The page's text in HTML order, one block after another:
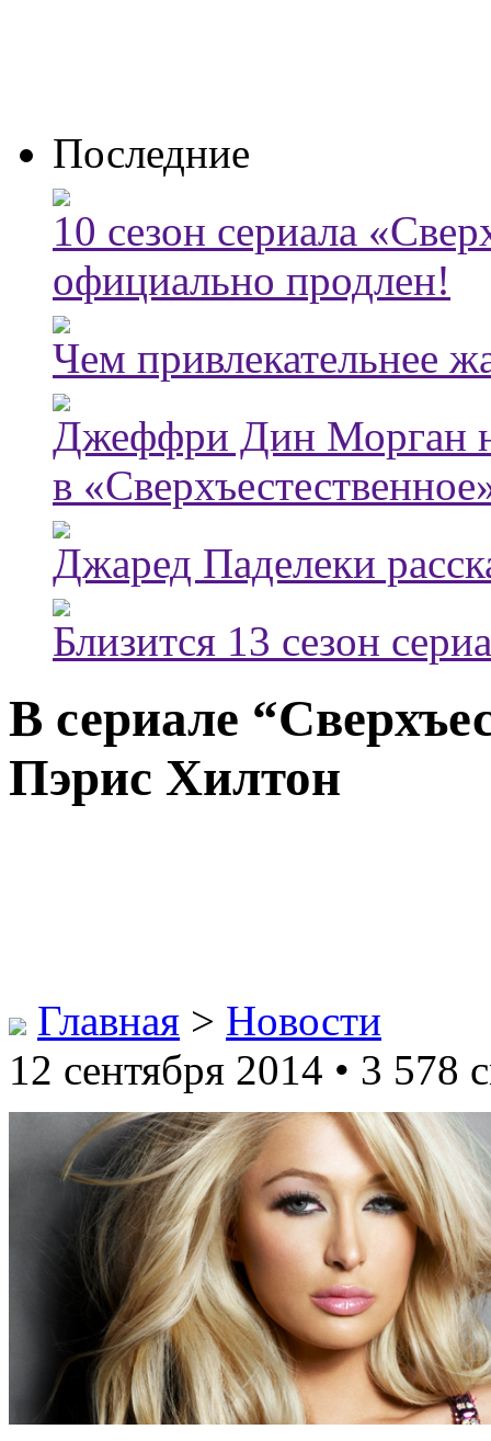
Последние
10 сезон сериала
официально продлен!
Чем привлекательнее
Джеффри Дин Морган
в
Джаред Паделеки
Близится 13 сезон
В сериале
Пэрис Хилтон
Главная > Новости
12 сентября 2014 • 3 578